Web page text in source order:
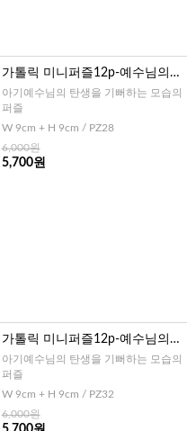
가톨릭 미니퍼즐12p-예수님의
탄생2(이태리)
아기예수님의 탄생을 기뻐하는 모습의
퍼즐
W 9cm + H 9cm / PZ28
6,000원
5,700원
가톨릭 미니퍼즐12p-예수님의
탄생1(이태리)
아기예수님의 탄생을 기뻐하는 모습의
퍼즐
W 9cm + H 9cm / PZ32
6,000원